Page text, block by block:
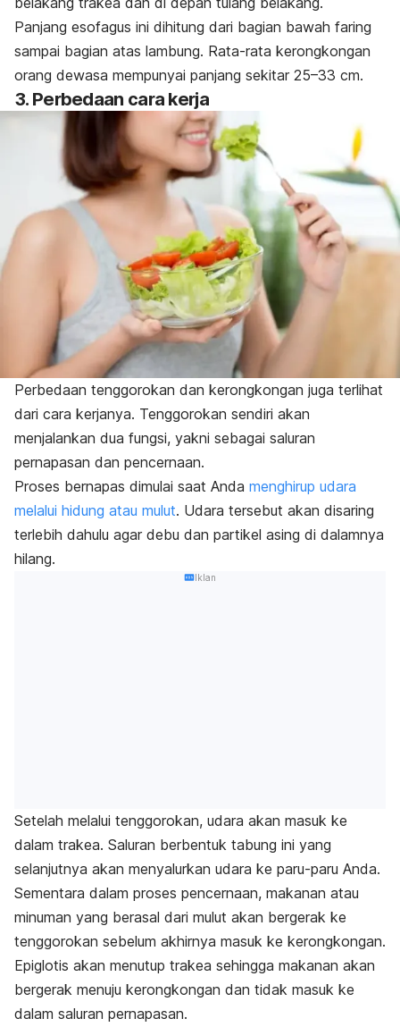
Panjang esofagus ini dihitung dari bagian bawah faring
sampai bagian atas lambung. Rata-rata kerongkongan
orang dewasa mempunyai panjang sekitar 25–33 cm.
3. Perbedaan cara kerja
Perbedaan tenggorokan dan kerongkongan juga terlihat
dari cara kerjanya. Tenggorokan sendiri akan
menjalankan dua fungsi, yakni sebagai saluran
pernapasan dan pencernaan.
Proses bernapas dimulai saat Anda menghirup udara
melalui hidung atau mulut. Udara tersebut akan disaring
terlebih dahulu agar debu dan partikel asing di dalamnya
hilang.
Iklan
Setelah melalui tenggorokan, udara akan masuk ke
dalam trakea. Saluran berbentuk tabung ini yang
selanjutnya akan menyalurkan udara ke paru-paru Anda.
Sementara dalam proses pencernaan, makanan atau
minuman yang berasal dari mulut akan bergerak ke
tenggorokan sebelum akhirnya masuk ke kerongkongan.
Epiglotis akan menutup trakea sehingga makanan akan
bergerak menuju kerongkongan dan tidak masuk ke
dalam saluran pernapasan.